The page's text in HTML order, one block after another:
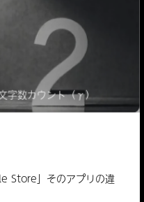
字数カウント（γ）
Store」そのアプリの違